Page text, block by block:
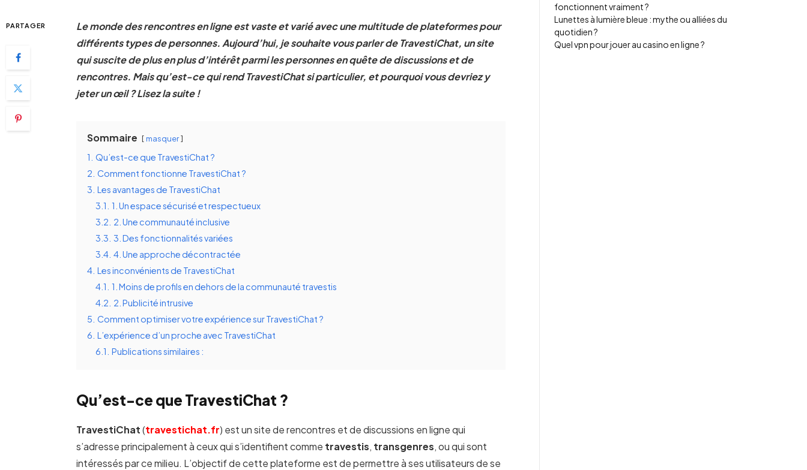
PARTAGER
Le monde des rencontres en ligne est vaste et varié avec une multitude de plateformes pour
différents types de personnes. Aujourd’hui, je souhaite vous parler de TravestiChat, un site
qui suscite de plus en plus d’intérêt parmi les personnes en quête de discussions et de
rencontres. Mais qu’est-ce qui rend TravestiChat si particulier, et pourquoi vous devriez y
jeter un œil ? Lisez la suite !
Sommaire masquer
1. Qu’est-ce que TravestiChat ?
2. Comment fonctionne TravestiChat ?
3. Les avantages de TravestiChat
3.1. 1. Un espace sécurisé et respectueux
3.2. 2. Une communauté inclusive
3.3. 3. Des fonctionnalités variées
3.4. 4. Une approche décontractée
4. Les inconvénients de TravestiChat
4.1. 1. Moins de profils en dehors de la communauté travestis
4.2. 2. Publicité intrusive
5. Comment optimiser votre expérience sur TravestiChat ?
6. L’expérience d’un proche avec TravestiChat
6.1. Publications similaires :
Qu’est-ce que TravestiChat ?
TravestiChat(travestichat.fr) est un site de rencontres et de discussions en ligne qui
s’adresse principalement à ceux qui s’identifient comme travestis, transgenres, ou qui sont
intéressés par ce milieu. L’objectif de cette plateforme est de permettre à ses utilisateurs de se
fonctionnent vraiment ?
Lunettes à lumière bleue : mythe ou alliées du
quotidien ?
Quel vpn pour jouer au casino en ligne ?